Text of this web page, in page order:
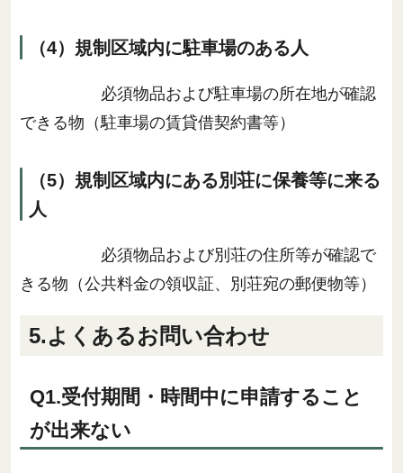
（4）規制区域内に駐車場のある人
必須物品および駐車場の所在地が確認
できる物（駐車場の賃貸借契約書等）
（5）規制区域内にある別荘に保養等に来る
人
必須物品および別荘の住所等が確認で
きる物（公共料金の領収証、別荘宛の郵便物等）
5.よくあるお問い合わせ
Q1.受付期間・時間中に申請すること
が出来ない